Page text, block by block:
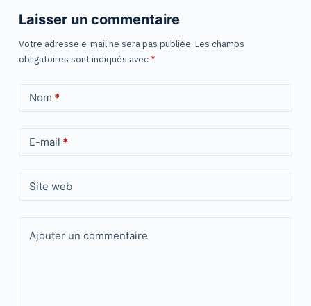
Laisser un commentaire
Votre adresse e-mail ne sera pas publiée. Les champs
obligatoires sont indiqués avec *
Nom *
E-mail *
Site web
Ajouter un commentaire